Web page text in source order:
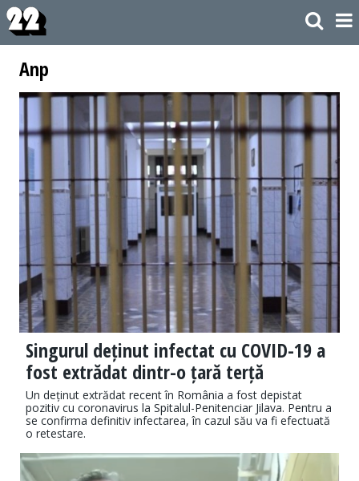
Anp
Singurul deținut infectat cu COVID-19 a
fost extrădat dintr-o țară terță
Un deținut extrădat recent în România a fost depistat
pozitiv cu coronavirus la Spitalul-Penitenciar Jilava. Pentru a
se confirma definitiv infectarea, în cazul său va fi efectuată
o retestare.